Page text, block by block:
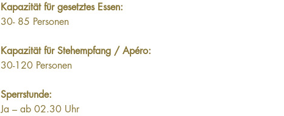
Kapazität für gesetztes Essen:
30- 85 Personen
Kapazität für Stehempfang / Apéro:
30-120 Personen
Sperrstunde:
Ja – ab 02.30 Uhr